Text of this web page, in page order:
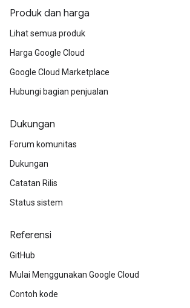
Produk dan harga
Lihat semua produk
Harga Google Cloud
Google Cloud Marketplace
Hubungi bagian penjualan
Dukungan
Forum komunitas
Dukungan
Catatan Rilis
Status sistem
Referensi
GitHub
Mulai Menggunakan Google Cloud
Contoh kode